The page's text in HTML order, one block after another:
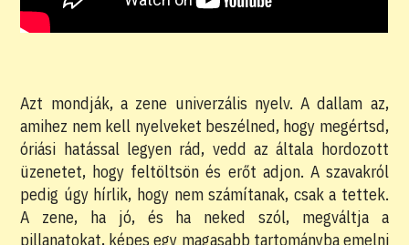
Azt mondják, a zene univerzális nyelv. A dallam az,
amihez nem kell nyelveket beszélned, hogy megértsd,
óriási hatással legyen rád, vedd az általa hordozott
üzenetet, hogy feltöltsön és erőt adjon. A szavakról
pedig úgy hírlik, hogy nem számítanak, csak a tettek.
A zene, ha jó, és ha neked szól, megváltja a
pillanatokat, képes egy magasabb tartományba emelni